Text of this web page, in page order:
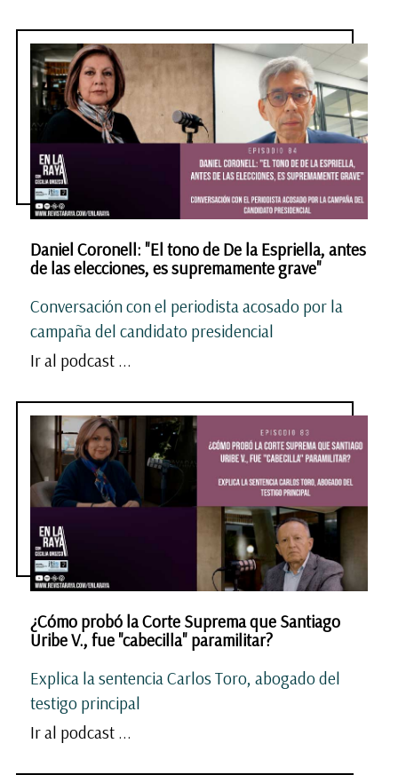
Daniel Coronell: "El tono de De la Espriella, antes
de las elecciones, es supremamente grave"
Conversación con el periodista acosado por la
campaña del candidato presidencial
Ir al podcast ...
¿Cómo probó la Corte Suprema que Santiago
Uribe V., fue "cabecilla" paramilitar?
Explica la sentencia Carlos Toro, abogado del
testigo principal
Ir al podcast ...